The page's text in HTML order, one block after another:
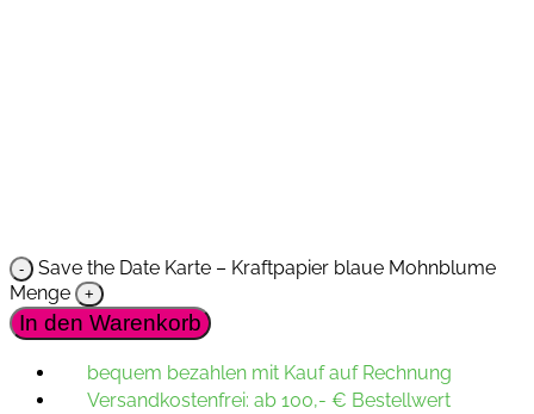
Save the Date Karte – Kraftpapier blaue Mohnblume
Menge
In den Warenkorb
bequem bezahlen mit Kauf auf Rechnung
Versandkostenfrei: ab 100,- € Bestellwert